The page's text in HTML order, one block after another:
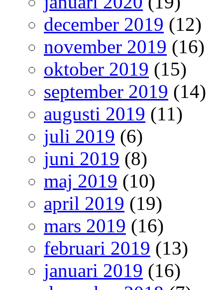
december 2019 (12)
november 2019 (16)
oktober 2019 (15)
september 2019 (14)
augusti 2019 (11)
juli 2019 (6)
juni 2019 (8)
maj 2019 (10)
april 2019 (19)
mars 2019 (16)
februari 2019 (13)
januari 2019 (16)